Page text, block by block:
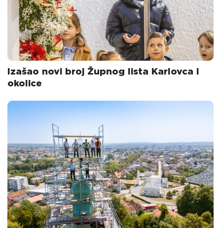
Izašao novi broj Župnog lista Karlovca i
okolice